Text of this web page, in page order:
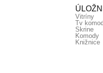
Vitríny
Tv
Skrine
Komody
Knižnice